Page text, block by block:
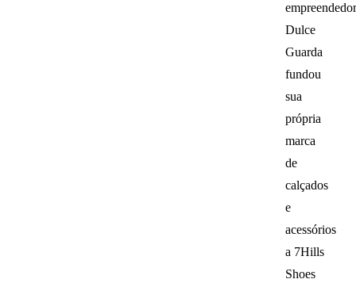
Dulce
Guarda
fundou
sua
própria
marca
de
calçados
e
acessórios
a 7Hills
Shoes